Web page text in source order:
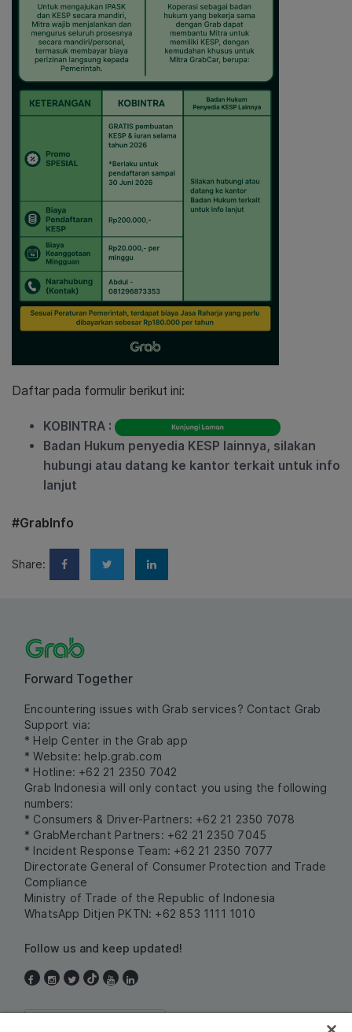
Daftar pada formulir berikut ini:
KOBINTRA :
Badan Hukum penyedia KESP lainnya, silakan
hubungi atau datang ke kantor terkait untuk info
lanjut
#GrabInfo
Share:
Forward Together
Encountering issues with Grab services? Contact Grab
Support via:
* Help Center in the Grab app
* Website: help.grab.com
* Hotline: +62 21 2350 7042
Grab Indonesia will only contact you using the following
numbers:
* Consumers & Driver-Partners: +62 21 2350 7078
* GrabMerchant Partners: +62 21 2350 7045
* Incident Response Team: +62 21 2350 7077
Directorate General of Consumer Protection and Trade
Compliance
Ministry of Trade of the Republic of Indonesia
WhatsApp Ditjen PKTN: +62 853 1111 1010
Follow us and keep updated!